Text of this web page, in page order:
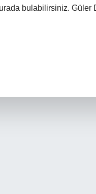
bulabilirsiniz.